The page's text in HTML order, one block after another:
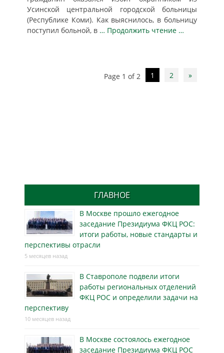
Усинской центральной городской больницы
(Республике Коми). Как выяснилось, в больницу
поступил больной, в … Продолжить чтение …
Page 1 of 2 1 2 »
ГЛАВНОЕ
В Москве прошло ежегодное
заседание Президиума ФКЦ РОС:
итоги работы, новые стандарты и
перспективы отрасли
5 месяцев назад
В Ставрополе подвели итоги
работы региональных отделений
ФКЦ РОС и определили задачи на
перспективу
10 месяцев назад
В Москве состоялось ежегодное
заседание Президиума ФКЦ РОС